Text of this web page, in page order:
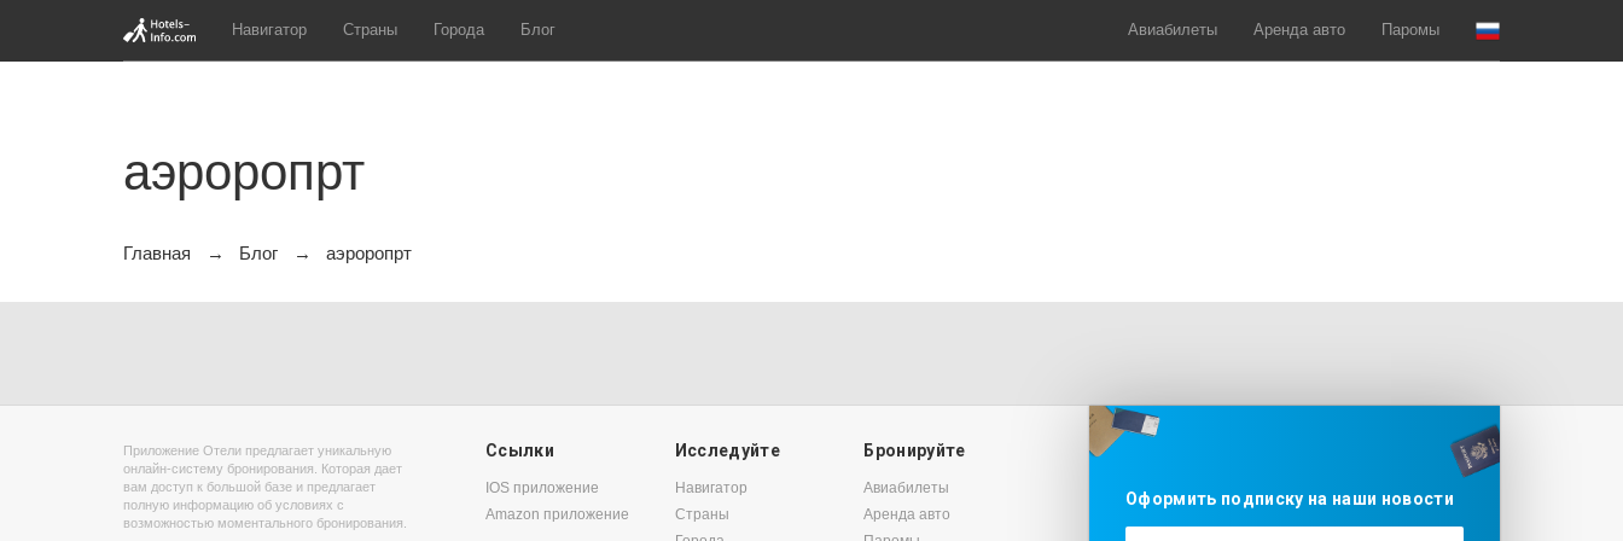
Навигатор Страны Города Блог Авиабилеты Аренда авто Паромы
аэроропрт
Главная Блог аэроропрт
Приложение Отели предлагает уникальную
онлайн-систему бронирования. Которая дает
вам доступ к большой базе и предлагает
полную информацию об условиях с
возможностью моментального бронирования.
Ссылки
IOS приложение
Amazon приложение
Исследуйте
Навигатор
Страны
Бронируйте
Авиабилеты
Аренда авто
Оформить подписку на наши новости